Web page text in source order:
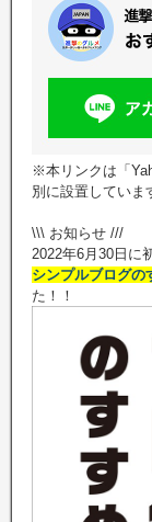
※本リンクは「
別に設置していま
\\\ お知らせ ///
2022年6月30日に
シンプルブログの
た！！